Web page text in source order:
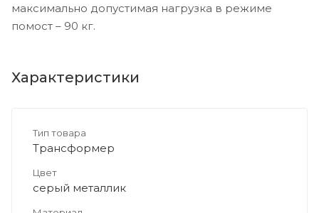
максимально допустимая нагрузка в режиме
помост – 90 кг.
Характеристики
Тип товара
Трансформер
Цвет
серый металлик